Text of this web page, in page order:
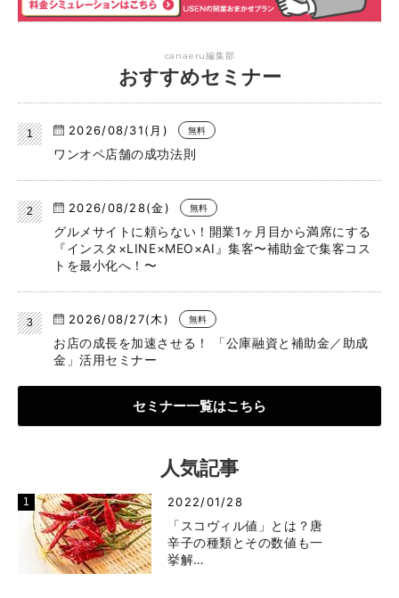
canaeru編集部
おすすめセミナー
2026/08/31(月) 無料
ワンオペ店舗の成功法則
2026/08/28(金) 無料
グルメサイトに頼らない！開業1ヶ月目から満席にする
『インスタ×LINE×MEO×AI』集客〜補助金で集客コス
トを最小化へ！〜
2026/08/27(木) 無料
お店の成長を加速させる！ 「公庫融資と補助金／助成
金」活用セミナー
セミナー一覧はこちら
人気記事
2022/01/28
「スコヴィル値」とは？唐
辛子の種類とその数値も一
挙解…